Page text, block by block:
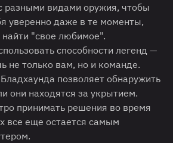
разными видами оружия, чтобы
уверенно даже в те моменты,
найти "свое любимое".
способности легенд —
не только вам, но и команде.
позволяет обнаружить
они находятся за укрытием.
принимать решения во время
все еще остается самым